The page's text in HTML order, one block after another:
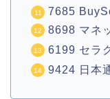
7685
8698 マネ
6199 セラ
9424 日本